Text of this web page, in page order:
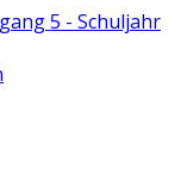
5 - Schuljahr